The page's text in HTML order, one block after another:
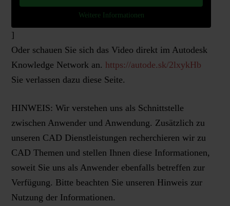
Weitere Informationen
]
Oder schauen Sie sich das Video direkt im Autodesk
Knowledge Network an. https://autode.sk/2lxykHb
Sie verlassen dazu diese Seite.
HINWEIS: Wir verstehen uns als Schnittstelle
zwischen Anwender und Anwendung. Zusätzlich zu
unseren CAD Dienstleistungen recherchieren wir zu
CAD Themen und stellen Ihnen diese Informationen,
soweit Sie uns als Anwender ebenfalls betreffen zur
Verfügung. Bitte beachten Sie unseren Hinweis zur
Nutzung der Informationen.